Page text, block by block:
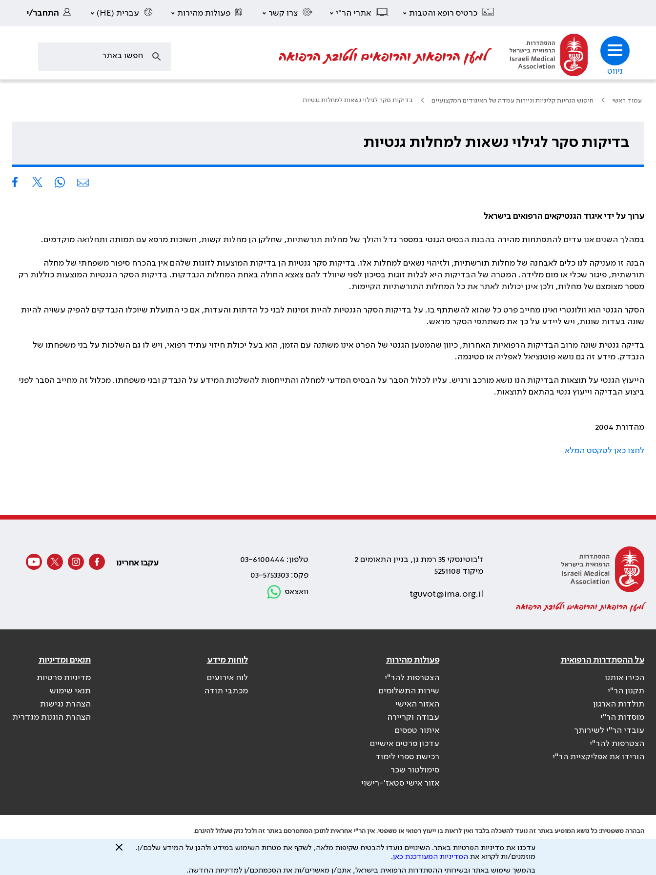
כרטיס רופא והטבות אתרי הר"י צרו קשר פעולות מהירות עברית (HE) התחבר/י
ניווט
למען הרופאות והרופאים ולטובת הרפואה
עמוד ראשי חיפוש הנחיות קליניות וניירות עמדה של האיגודים המקצועיים בדיקות סקר לגילוי נשאות למחלות גנטיות
בדיקות סקר לגילוי נשאות למחלות גנטיות
ערוך על ידי איגוד הגנטיקאים הרפואים בישראל
במהלך השנים אנו עדים להתפתחות מהירה בהבנת הבסיס הגנטי במספר גדל והולך של מחלות תורשתיות, שחלקן הן מחלות קשות, חשוכות מרפא עם תמותה ותחלואה מוקדמים.
הבנה זו מעניקה לנו כלים לאבחנה של מחלות תורשתיות, ולזיהוי נשאים למחלות אלו. בדיקות סקר גנטיות הן בדיקות המוצעות לזוגות שלהם אין בהכרח סיפור משפחתי של מחלה
תורשתית, פיגור שכלי או מום מלידה. המטרה של הבדיקות היא לגלות זוגות בסיכון לפני שיוולד להם צאצא החולה באחת המחלות הנבדקות. בדיקות הסקר הגנטיות המוצעות כוללות רק
מספר מצומצם של מחלות, ולכן אינן יכולות לאתר את כל המחלות התורשתיות הקיימות.
הסקר הגנטי הוא וולונטרי ואינו מחייב פרט כל שהוא להשתתף בו. על בדיקות הסקר הגנטיות להיות זמינות לבני כל הדתות והעדות, אם כי התועלת שיוכלו הנבדקים להפיק עשויה להיות
שונה בעדות שונות, ויש ליידע על כך את משתתפי הסקר מראש.
בדיקה גנטית שונה מרוב הבדיקות הרפואיות האחרות, כיוון שהמטען הגנטי של הפרט אינו משתנה עם הזמן, הוא בעל יכולת חיזוי עתיד רפואי, ויש לו גם השלכות על בני משפחתו של
הנבדק. מידע זה גם נושא פוטנציאל לאפליה או סטיגמה.
הייעוץ הגנטי על תוצאות הבדיקות הנו נושא מורכב ורגיש. עליו לכלול הסבר על הבסיס המדעי למחלה והתייחסות להשלכות המידע על הנבדק ובני משפחתו. מכלול זה מחייב הסבר לפני
ביצוע הבדיקה וייעוץ גנטי בהתאם לתוצאות.
מהדורת 2004
לחצו כאן לטקסט המלא
למען הרופאות והרופאים ולטובת הרפואה
ז'בוטינסקי 35 רמת גן, בניין התאומים 2
מיקוד 5251108
tguvot@ima.org.il
טלפון: 03-6100444
פקס: 03-5753303
וואצאפ
עקבו אחרינו
על ההסתדרות הרפואית
הכירו אותנו
תקנון הר"י
תולדות הארגון
מוסדות הר"י
עובדי הר"י לשירותך
הצטרפות להר"י
הורידו את אפליקציית הר"י
פעולות מהירות
הצטרפות להר"י
שירות התשלומים
האזור האישי
עבודה וקריירה
איתור טפסים
עדכון פרטים אישיים
רכישת ספרי לימוד
סימולטור שכר
אזור אישי סטאז'-רישוי
לוחות מידע
לוח אירועים
מכתבי תודה
תנאים ומדיניות
מדיניות פרטיות
תנאי שימוש
הצהרת נגישות
הצהרת הוגנות מגדרית
הבהרה משפטית: כל נושא המופיע באתר זה נועד להשכלה בלבד ואין לראות בו ייעוץ רפואי או משפטי. אין הר"י אחראית לתוכן המתפרסם באתר זה ולכל נזק שעלול להיגרם.
ידוע לי שהר"י אוספת ושומרת מידע אישי לצורך מתן השרות וכי חלק ממנו עשוי להיות מועבר לצדדים שלישיים, הכל בכפוף ל
מדיניות הפרטיות
כל הזכויות על המידע באתר שייכות להסתדרות הרפואית בישראל.
עדכנו את מדיניות הפרטיות באתר. השינויים נועדו להבטיח שקיפות מלאה, לשקף את מטרות השימוש במידע ולהגן על המידע שלכם/ן.
מוזמנים/ות לקרוא את המדיניות המעודכנת כאן.
בהמשך שימוש באתר ובשירותי ההסתדרות הרפואית בישראל, אתם/ן מאשרים/ות את הסכמתכם/ן למדיניות החדשה.